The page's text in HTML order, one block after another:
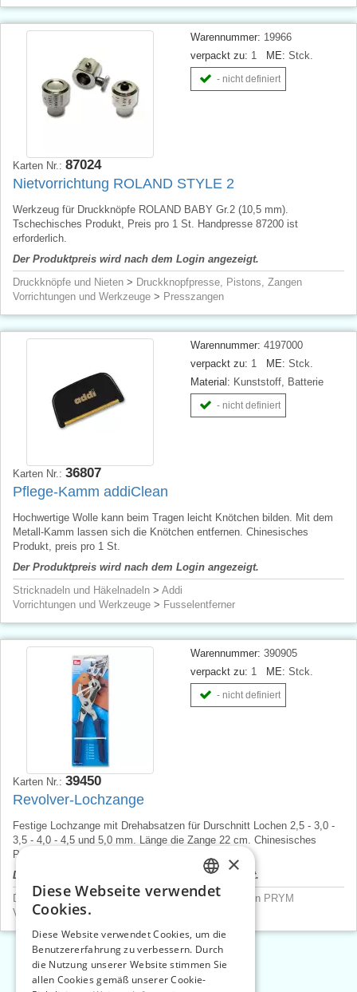
Warennummer: 19966
verpackt zu: 1 ME: Stck.
- nicht definiert
Karten Nr.: 87024
Nietvorrichtung ROLAND STYLE 2
Werkzeug für Druckknöpfe ROLAND BABY Gr.2 (10,5 mm).
Tschechisches Produkt, Preis pro 1 St. Handpresse 87200 ist
erforderlich.
Der Produktpreis wird nach dem Login angezeigt.
Druckknöpfe und Nieten > Druckknopfpresse, Pistons, Zangen
Vorrichtungen und Werkzeuge > Presszangen
Warennummer: 4197000
verpackt zu: 1 ME: Stck.
Material: Kunststoff, Batterie
- nicht definiert
Karten Nr.: 36807
Pflege-Kamm addiClean
Hochwertige Wolle kann beim Tragen leicht Knötchen bilden. Mit dem
Metall-Kamm lassen sich die Knötchen entfernen. Chinesisches
Produkt, preis pro 1 St.
Der Produktpreis wird nach dem Login angezeigt.
Stricknadeln und Häkelnadeln > Addi
Vorrichtungen und Werkzeuge > Fusselentferner
Warennummer: 390905
verpackt zu: 1 ME: Stck.
- nicht definiert
Karten Nr.: 39450
Revolver-Lochzange
Festige Lochzange mit Drehabsatzen für Durschnitt Lochen 2,5 - 3,0 -
3,5 - 4,0 - 4,5 und 5,0 mm. Länge die Zange 22 cm. Chinesisches
Produkt, Preis pro 1 St.
Der Produktpreis wird nach dem Login angezeigt.
Druckknöpfe und Nieten>Druckknopfpresse, Zangen PRYM
Vorrichtungen und Werkzeuge
2
CZECH
ENGLISH
×
Diese Webseite verwendet
Cookies.
Diese Website verwendet Cookies, um die
Benutzererfahrung zu verbessern. Durch
die Nutzung unserer Website stimmen Sie
allen Cookies gemäß unserer Cookie-